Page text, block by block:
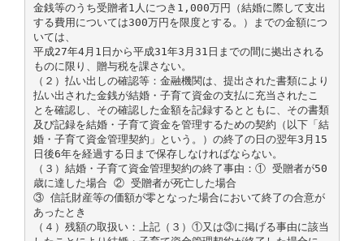
金銭等のうち受贈者1人につき1,000万円（結婚に際して支出
する費用については300万円を限度とする。）までの金額につ
いては、
平成27年4月1日から平成31年3月31日までの間に拠出される
ものに限り、贈与税を課さない。
（２）払い出しの確認等：金融機関は、提出された書類により
払い出された金銭が結婚・子育て資金の支払に充当されたこ
とを確認し、その確認した金額を記録するとともに、その書類
及び記録を結婚・子育て資金を管理するための契約（以下「結
婚・子育て資金管理契約」という。）の終了の日の翌年3月15
日後6年を経過する日まで保存しなければならない。
（３）結婚・子育て資金管理契約の終了事由：① 受贈者が50
歳に達した場合 ② 受贈者が死亡した場合
③ 信託財産等の価額が零となった場合において終了の合意が
あったとき
（４）残額の取扱い：上記（３）①又は③に掲げる事由に該当